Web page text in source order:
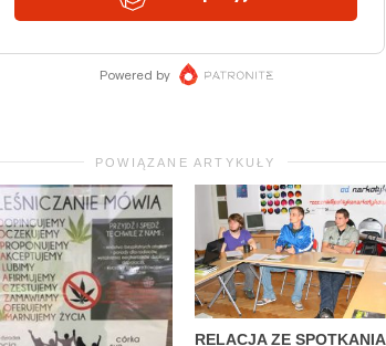
POWIĄZANE ARTYKUŁY
RELACJA ZE SPOTKANIA